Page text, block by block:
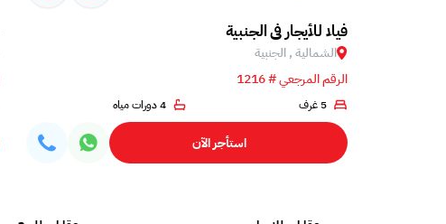
فيلا للأيجار في الجنبية
الشمالية , الجنبية
الرقم المرجعي # 1216
5 غرف 4 دورات مياه
استأجر الآن